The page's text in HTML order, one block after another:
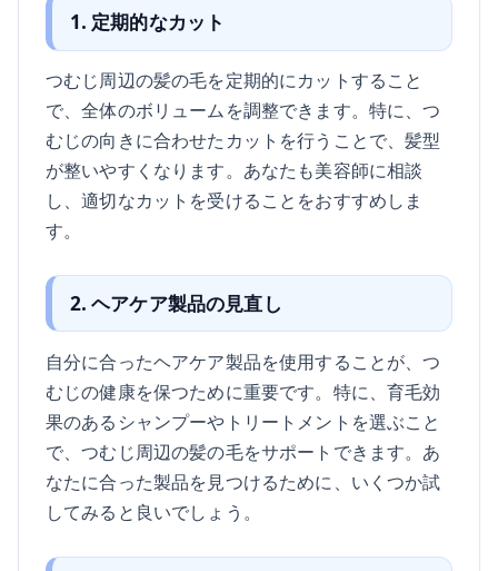
1. 定期的なカット
つむじ周辺の髪の毛を定期的にカットすること
で、全体のボリュームを調整できます。特に、つ
むじの向きに合わせたカットを行うことで、髪型
が整いやすくなります。あなたも美容師に相談
し、適切なカットを受けることをおすすめしま
す。
2. ヘアケア製品の見直し
自分に合ったヘアケア製品を使用することが、つ
むじの健康を保つために重要です。特に、育毛効
果のあるシャンプーやトリートメントを選ぶこと
で、つむじ周辺の髪の毛をサポートできます。あ
なたに合った製品を見つけるために、いくつか試
してみると良いでしょう。